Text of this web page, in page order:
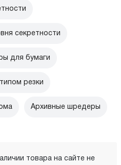
секретности
для бумаги
резки
Архивные шредеры
товара на сайте не